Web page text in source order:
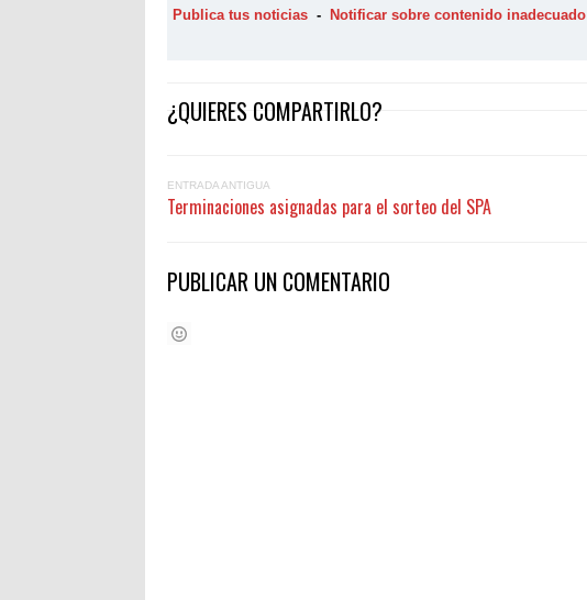
Publica tus noticias - Notificar sobre contenido inadecuado
¿QUIERES COMPARTIRLO?
ENTRADA ANTIGUA
Terminaciones asignadas para el sorteo del SPA
PUBLICAR UN COMENTARIO